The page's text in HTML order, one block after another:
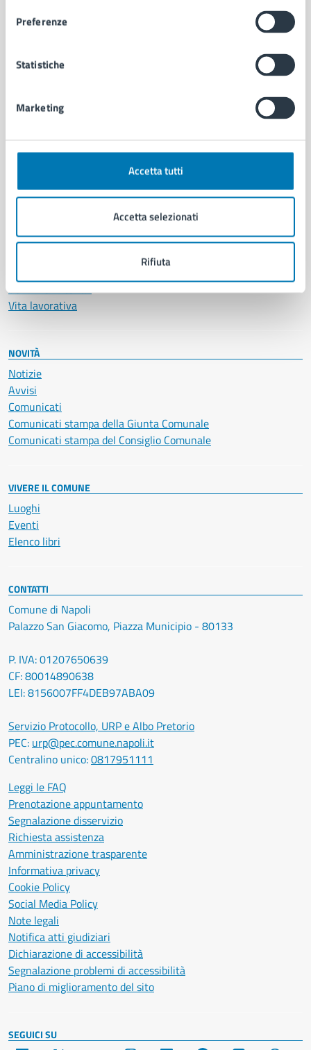
Preferenze
Statistiche
Marketing
Accetta tutti
Accetta selezionati
Rifiuta
Politici
Intranet, posta aziendale e protocollo
CATEGORIE DI SERVIZIO
Anagrafe e stato civile
Cultura e tempo libero
Educazione e formazione
Giustizia e sicurezza pubblica
Servizi Cimiteriali
Vita lavorativa
NOVITÀ
Notizie
Avvisi
Comunicati
Comunicati stampa della Giunta Comunale
Comunicati stampa del Consiglio Comunale
VIVERE IL COMUNE
Luoghi
Eventi
Elenco libri
CONTATTI
Comune di Napoli
Palazzo San Giacomo, Piazza Municipio - 80133
P. IVA: 01207650639
CF: 80014890638
LEI: 8156007FF4DEB97ABA09
Servizio Protocollo, URP e Albo Pretorio
PEC: urp@pec.comune.napoli.it
Centralino unico:0817951111
Leggi le FAQ
Prenotazione appuntamento
Segnalazione disservizio
Richiesta assistenza
Amministrazione trasparente
Informativa privacy
Cookie Policy
Social Media Policy
Note legali
Notifica atti giudiziari
Dichiarazione di accessibilità
Segnalazione problemi di accessibilità
Piano di miglioramento del sito
SEGUICI SU